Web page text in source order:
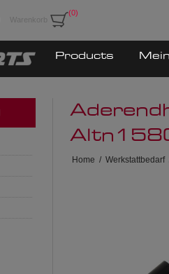
Warenkorb
(0)
Products
Home / Werkstattbedarf